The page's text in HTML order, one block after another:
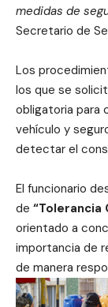
medidas de
Secretario de
Los
los que se
obligatoria para
vehículo y
detectar el
El funcionario
de “Tolerancia
orientado a
importancia de
de manera